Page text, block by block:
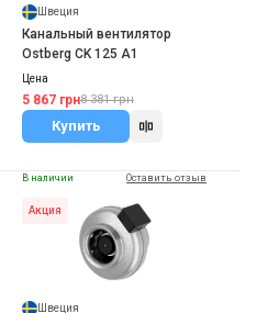
Швеция
Канальный вентилятор
Ostberg CK 125 A1
Цена
5 867 грн8 381 грн
Купить
В наличии Оставить отзыв
Акция
Швеция